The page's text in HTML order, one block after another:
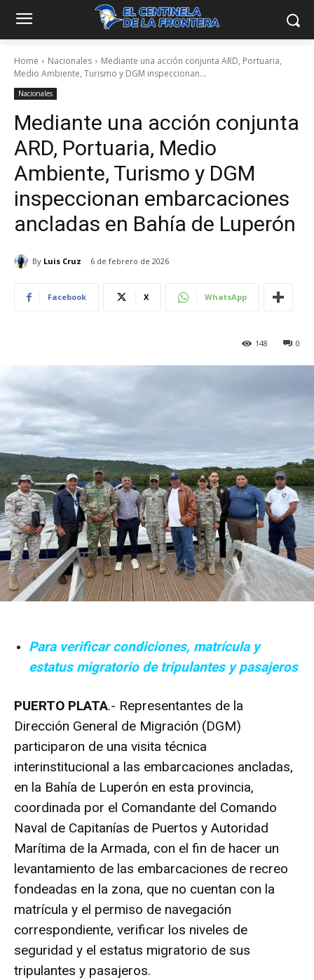
Home Nacionales
Mediante una acción conjunta ARD, Portuaria,
Medio Ambiente, Turismo y DGM inspeccionan...
Nacionales
Mediante una acción conjunta
ARD, Portuaria, Medio
Ambiente, Turismo y DGM
inspeccionan embarcaciones
ancladas en Bahía de Luperón
By Luis Cruz 6 de febrero de 2026
Facebook X WhatsApp
0
148
Para verificar condiciones, matrícula y
estatus migratorio de tripulantes y pasajeros
PUERTO PLATA.- Representantes de la
Dirección General de Migración (DGM)
participaron de una visita técnica
interinstitucional a las embarcaciones ancladas,
en la Bahía de Luperón en esta provincia,
coordinada por el Comandante del Comando
Naval de Capitanías de Puertos y Autoridad
Marítima de la Armada, con el fin de hacer un
levantamiento de las embarcaciones de recreo
fondeadas en la zona, que no cuentan con la
matrícula y el permiso de navegación
correspondiente, verificar los niveles de
seguridad y el estatus migratorio de sus
tripulantes y pasajeros.